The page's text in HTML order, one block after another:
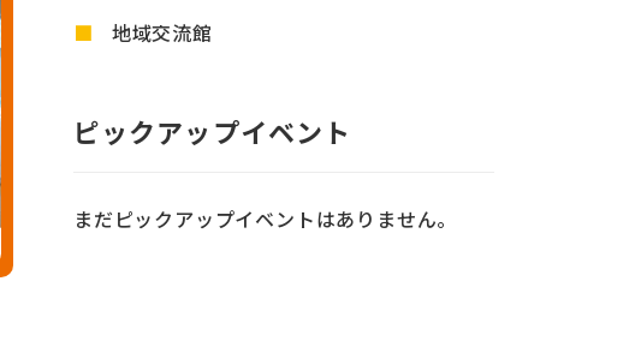
地域交流館
ピックアップイベント
まだピックアップイベントはありません。